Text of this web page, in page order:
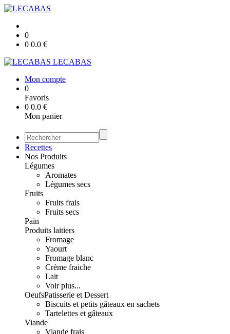
0
0 0.0 €
LECABAS
Mon compte
0
Favoris
0 0.0 €
Mon panier
Recettes
Nos Produits
Légumes
Aromates
Légumes secs
Fruits
Fruits frais
Fruits secs
Pain
Produits laitiers
Fromage
Yaourt
Fromage blanc
Crème fraiche
Lait
Voir plus...
OeufsPatisserie et Dessert
Biscuits et petits gâteaux en sachets
Tartelettes et gâteaux
Viande
Viande frais